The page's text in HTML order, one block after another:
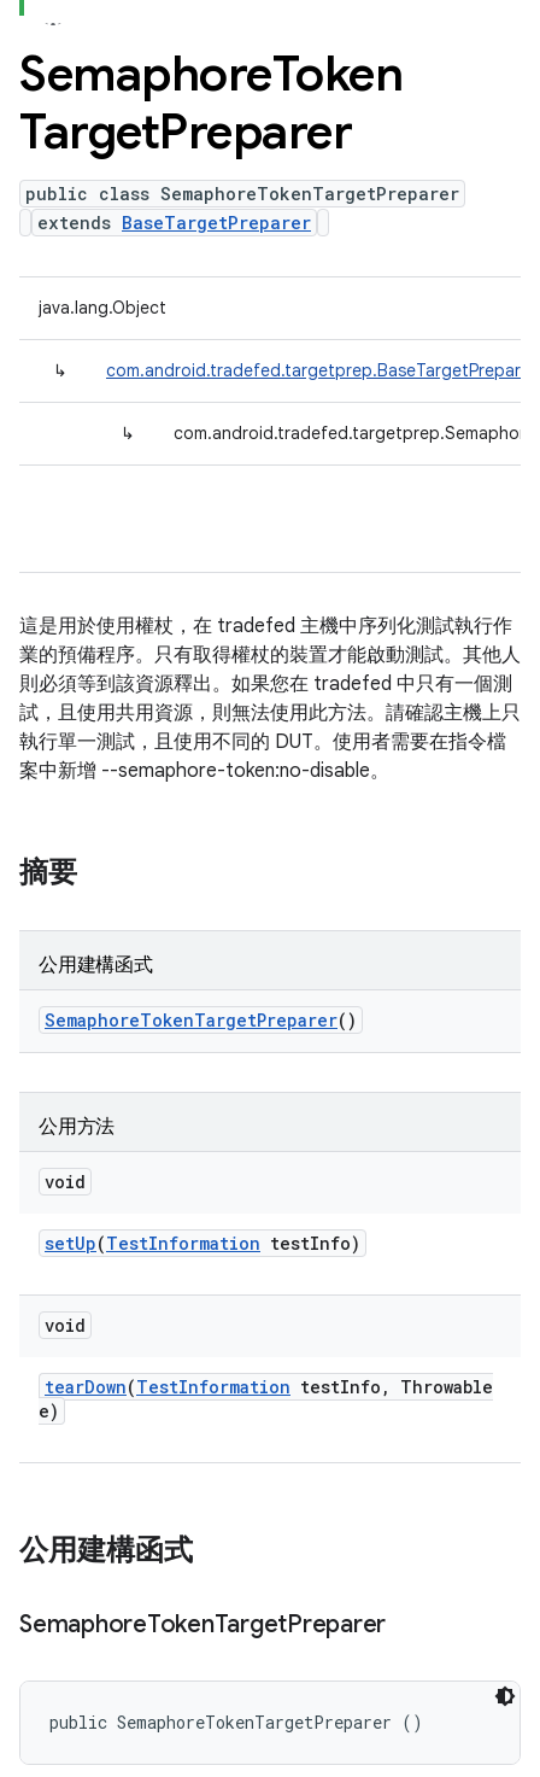
SemaphoreToken
TargetPreparer
public class SemaphoreTokenTargetPreparer
extends BaseTargetPreparer
java.lang.Object
↳ com.android.tradefed.targetprep.BaseTargetPreparer
↳
這是用於使用權杖，在 tradefed 主機中序列化測試執行作
業的預備程序。只有取得權杖的裝置才能啟動測試。其他人
則必須等到該資源釋出。如果您在 tradefed 中只有一個測
試，且使用共用資源，則無法使用此方法。請確認主機上只
執行單一測試，且使用不同的 DUT。使用者需要在指令檔
案中新增 --semaphore-token:no-disable。
摘要
公用建構函式
SemaphoreTokenTargetPreparer()
公用方法
void
setUp(TestInformation testInfo)
void
tearDown(TestInformation testInfo ,
Throwable
e)
公用建構函式
SemaphoreTokenTargetPreparer
public SemaphoreTokenTargetPreparer ()